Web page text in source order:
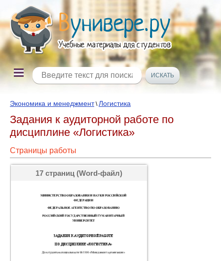
Экономика и менеджмент\Логистика
Задания к аудиторной работе по
дисциплине «Логистика»
Страницы работы
17 страниц (Word-файл)